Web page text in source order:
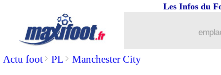
Actu foot> PL > Manchester City
Les Infos du
Atletico : Arsenal s'active pour Joao
29/12 EdF: Benzema, Ancelotti esquive la
: Neymar, examen express par